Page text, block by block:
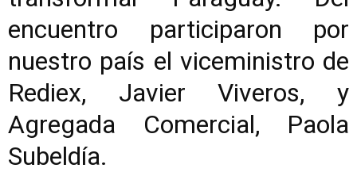
encuentro participaron por
nuestro país el viceministro de
Rediex, Javier Viveros, y
Agregada Comercial, Paola
Subeldía.